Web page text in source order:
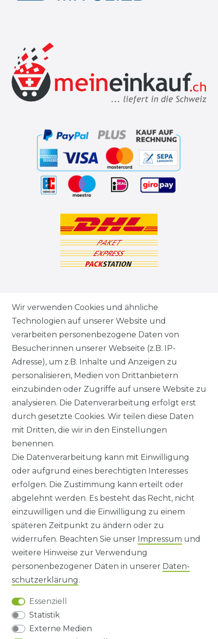
VERSANDARTEN & -KOSTEN
GEWERBETREIBENDE?
HILFE
KONTAKT
ANFAHRT
WIDERRUFS­FORMULAR
HINWEISE ZUR BATTERIEENTSORGUNG
IMPRESSUM
AGB UND KUNDENINFORMATIONEN
DATENSCHUTZERKLÄRUNG
BARRIEREFREIHEIT
Wir verwenden Cookies und ähnliche
Technologien auf unserer Website und
verarbeiten personenbezogene Daten von
Besucher:innen unserer Webseite (z.B. IP-
Adresse), um z.B. Inhalte und Anzeigen zu
personalisieren, Medien von Drittanbietern
einzubinden oder Zugriffe auf unsere Website zu
analysieren. Die Datenverarbeitung erfolgt erst
durch gesetzte Cookies. Wir teilen diese Daten
mit Dritten, die wir in den Einstellungen
benennen.
Die Datenverarbeitung kann mit Einwilligung
oder aufgrund eines berechtigten Interesses
erfolgen. Die Zustimmung kann erteilt oder
abgelehnt werden. Es besteht das Recht, nicht
einzuwilligen und die Einwilligung zu einem
späteren Zeitpunkt zu ändern oder zu
widerrufen. Beachten Sie unser Impressum und
weitere Hinweise zur Verwendung
personenbezogener Daten in unserer Daten­
schutz­erklärung.
Essenziell
Statistik
Externe Medien